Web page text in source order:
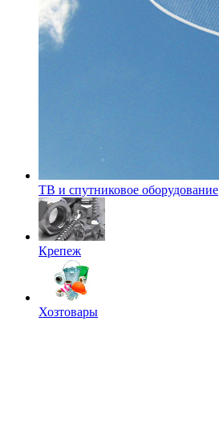
ТВ и спутниковое оборудование
Крепеж
Хозтовары